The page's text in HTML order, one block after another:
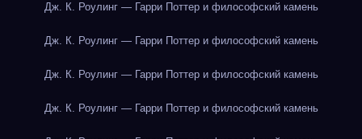
Дж. К. Роулинг — Гарри Поттер и философский камень
Дж. К. Роулинг — Гарри Поттер и философский камень
Дж. К. Роулинг — Гарри Поттер и философский камень
Дж. К. Роулинг — Гарри Поттер и философский камень